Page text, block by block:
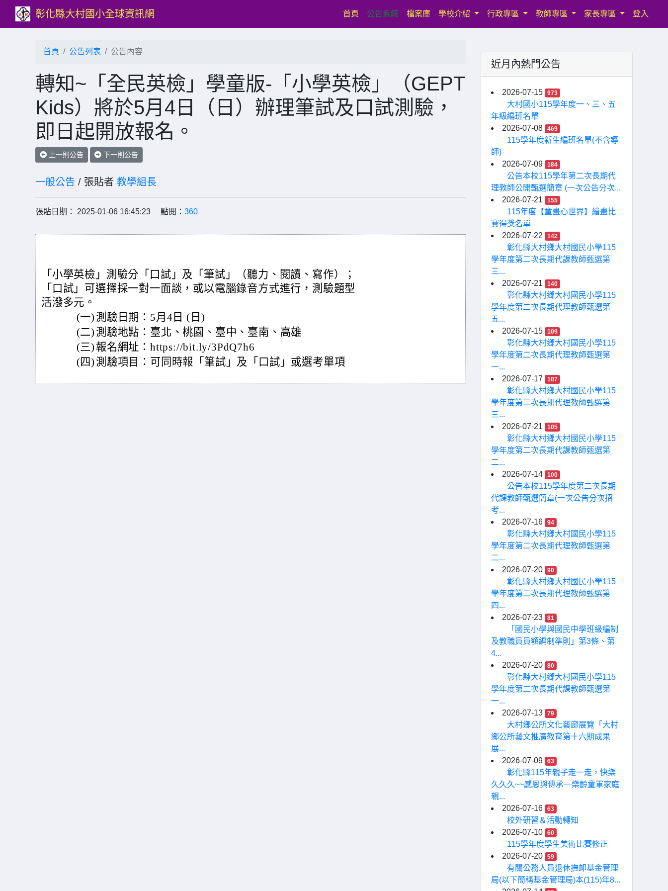
彰化縣大村國小全球資訊網 首頁 (current)
公告系統 檔案庫 學校介紹 行政專區 教師專區 家長專區 登入
首頁 公告列表 公告內容
轉知~「全民英檢」學童版-「小學英檢」（GEPT
Kids）將於5月4日（日）辦理筆試及口試測驗，
即日起開放報名。
上一則公告 下一則公告
一般公告 / 張貼者 教學組長
張貼日期： 2025-01-06 16:45:23 點閱： 360
「小學英檢」 測驗分「口試」及「筆試」（聽力、閱讀、寫作）；
「口試」可選擇採一對一面談，或以電腦錄音方式進行，測驗題型
活潑多元。
(一) 測驗日期：5月4日 (日)
(二) 測驗地點：臺北、桃園、臺中、臺南、高雄
(三) 報名網址：https://bit.ly/3PdQ7h6
(四) 測驗項目：可同時報「筆試」及「口試」或選考單項
近月內熱門公告
2026-07-15 973
大村國小115學年度一、三、五
年級編班名單
2026-07-08
469
115學年度新生編班名單(不含導
師)
2026-07-09
184
公告本校115學年第二次長期代
理教師公開甄選簡章 (一次公告分次...
2026-07-21
155
115年度【童畫心世界】繪畫比
賽得獎名單
2026-07-22
142
彰化縣大村鄉大村國民小學115
學年度第二次長期代課教師甄選第
三...
2026-07-21
140
彰化縣大村鄉大村國民小學115
學年度第二次長期代理教師甄選第
五...
2026-07-15
109
彰化縣大村鄉大村國民小學115
學年度第二次長期代理教師甄選第
一...
2026-07-17
107
彰化縣大村鄉大村國民小學115
學年度第二次長期代理教師甄選第
三...
2026-07-21
105
彰化縣大村鄉大村國民小學115
學年度第二次長期代課教師甄選第
二...
2026-07-14
100
公告本校115學年度第二次長期
代課教師甄選簡章(一次公告分次招
考...
2026-07-16
94
彰化縣大村鄉大村國民小學115
學年度第二次長期代理教師甄選第
二...
2026-07-20
90
彰化縣大村鄉大村國民小學115
學年度第二次長期代理教師甄選第
四...
2026-07-23
81
「國民小學與國民中學班級編制
及教職員員額編制準則」第3條、第
4...
2026-07-20
80
彰化縣大村鄉大村國民小學115
學年度第二次長期代課教師甄選第
一...
2026-07-13
79
大村鄉公所文化藝廊展覽「大村
鄉公所藝文推廣教育第十六期成果
展...
2026-07-09
63
彰化縣115年親子走一走，快樂
久久久~~感恩與傳承—樂齡童軍家庭
親...
2026-07-16
63
校外研習＆活動轉知
2026-07-10
60
115學年度學生美術比賽修正
2026-07-20
59
有關公務人員退休撫卹基金管理
局(以下簡稱基金管理局)本(115)年8...